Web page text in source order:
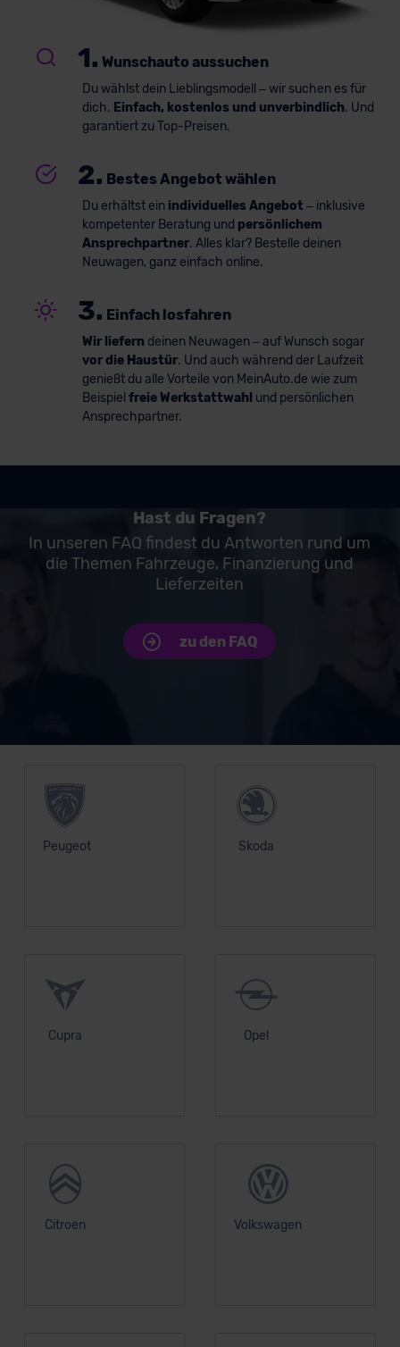
1. Wunschauto aussuchen
Du wählst dein Lieblingsmodell – wir suchen es für
dich. Einfach, kostenlos und unverbindlich. Und
garantiert zu Top-Preisen.
2. Bestes Angebot wählen
Du erhältst ein individuelles Angebot – inklusive
kompetenter Beratung und persönlichem
Ansprechpartner. Alles klar? Bestelle deinen
Neuwagen, ganz einfach online.
3. Einfach losfahren
Wir liefern deinen Neuwagen – auf Wunsch sogar
vor die Haustür. Und auch während der Laufzeit
genießt du alle Vorteile von MeinAuto.de wie zum
Beispiel freie Werkstattwahl und persönlichen
Ansprechpartner.
Hast du Fragen?
In unseren FAQ findest du Antworten rund um
die Themen Fahrzeuge, Finanzierung und
Lieferzeiten
zu den FAQ
Peugeot Skoda
Cupra Opel
Citroen Volkswagen